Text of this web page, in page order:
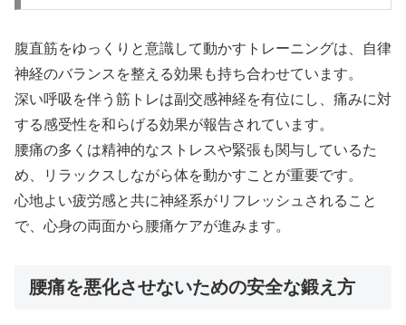
腹直筋をゆっくりと意識して動かすトレーニングは、自律
神経のバランスを整える効果も持ち合わせています。
深い呼吸を伴う筋トレは副交感神経を有位にし、痛みに対
する感受性を和らげる効果が報告されています。
腰痛の多くは精神的なストレスや緊張も関与しているた
め、リラックスしながら体を動かすことが重要です。
心地よい疲労感と共に神経系がリフレッシュされること
で、心身の両面から腰痛ケアが進みます。
腰痛を悪化させないための安全な鍛え方